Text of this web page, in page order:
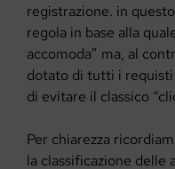
registrazione. in
regola in base alla
accomoda” ma, al
dotato di tutti i
di evitare il classico
Per chiarezza
la classificazione delle